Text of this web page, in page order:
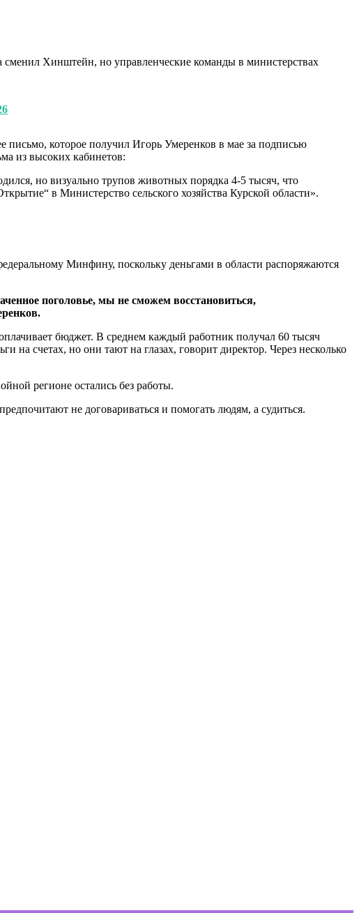
Хинштейн, но управленческие команды в министерствах
письмо, которое получил Игорь Умеренков в мае за подписью
из высоких кабинетов:
но визуально трупов животных порядка 4-5 тысяч, что
в Министерство сельского хозяйства Курской области».
Минфину, поскольку деньгами в области распоряжаются
поголовье, мы не сможем восстановиться,
бюджет. В среднем каждый работник получал 60 тысяч
на счетах, но они тают на глазах, говорит директор. Через несколько
регионе остались без работы.
не договариваться и помогать людям, а судиться.